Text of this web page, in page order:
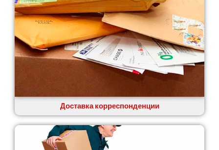
Доставка корреспонденции